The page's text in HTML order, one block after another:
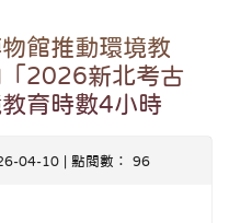
館推動環境教
2026新北考古
育時數4小時
04-10 | 點閱數： 96